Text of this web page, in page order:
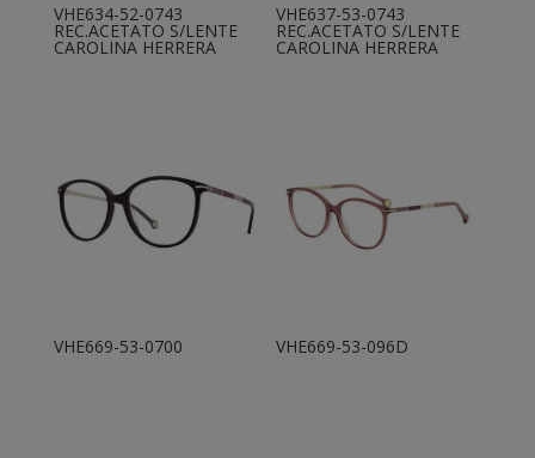
VHE634-52-0743
REC.ACETATO S/LENTE
CAROLINA HERRERA
VHE637-53-0743
REC.ACETATO S/LENTE
CAROLINA HERRERA
VHE669-53-0700 VHE669-53-096D